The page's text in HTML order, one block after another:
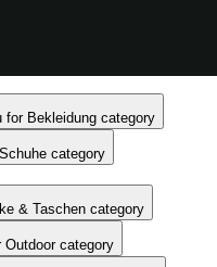
for Bekleidung category
category
& Taschen category
Outdoor category